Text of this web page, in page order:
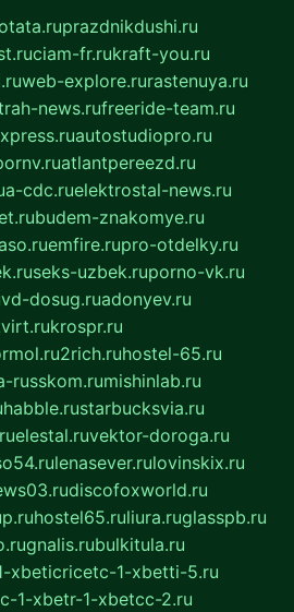
prazdnikdushi.ru
ciam-fr.rukraft-you.ru
web-explore.rurastenuya.ru
news.rufreeride-team.ru
autostudiopro.ru
atlantpereezd.ru
a-cdc.ruelektrostal-news.ru
budem-znakomye.ru
emfire.rupro-otdelky.ru
seks-uzbek.ruporno-vk.ru
vd-dosug.ruadonyev.ru
krospr.ru
2rich.ruhostel-65.ru
russkom.rumishinlab.ru
habble.rustarbucksvia.ru
elestal.ruvektor-doroga.ru
lenasever.rulovinskix.ru
discofoxworld.ru
hostel65.ruliura.ruglasspb.ru
gnalis.rubulkitula.ru
xbeticricetc-1-xbetti-5.ru
1-xbetr-1-xbetcc-2.ru